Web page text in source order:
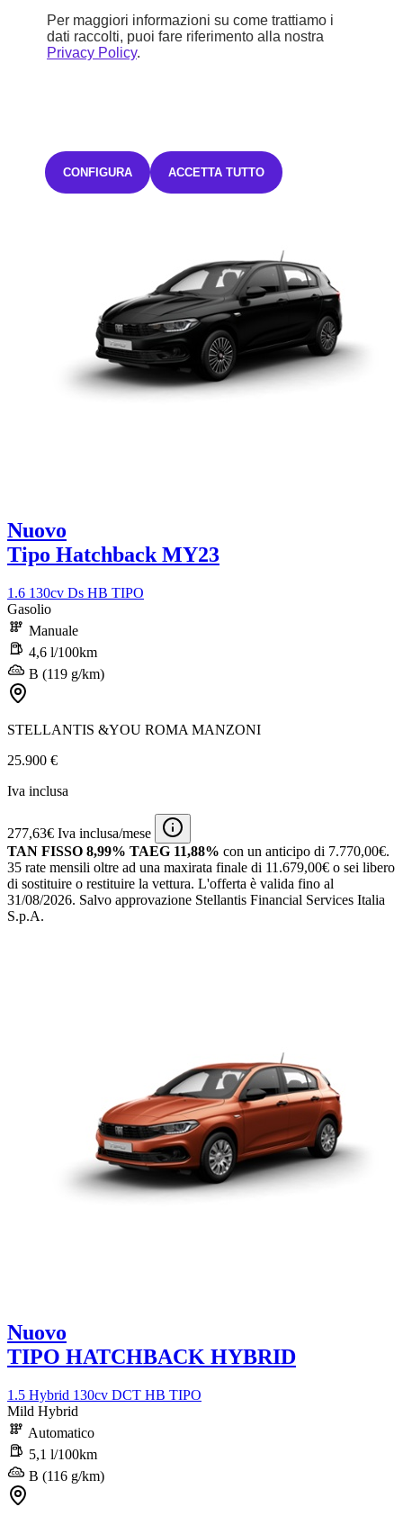
218,05€ Iva inclusa/mese
TAN FISSO 8,99% TAEG 12,64%
35 rate mensili oltre ad una maxirata finale di 8.896,80€ o sei libero
Nuovo
Tipo Hatchback MY23
1.6 130cv Ds HB TIPO
Gasolio
Manuale
4,6 l/100km
B (119 g/km)
STELLANTIS &YOU ROMA MANZONI
25.900 €
Iva inclusa
277,63€ Iva inclusa/mese
TAN FISSO 8,99% TAEG 11,88% con un anticipo di 7.770,00€.
35 rate mensili oltre ad una maxirata finale di 11.679,00€ o sei libero
di sostituire o restituire la vettura. L'offerta è valida fino al
31/08/2026. Salvo approvazione Stellantis Financial Services Italia
S.p.A.
Nuovo
TIPO HATCHBACK HYBRID
1.5 Hybrid 130cv DCT HB TIPO
Mild Hybrid
Automatico
5,1 l/100km
B (116 g/km)
Per maggiori informazioni su come trattiamo i
dati raccolti, puoi fare riferimento alla nostra
Privacy Policy.
CONFIGURA ACCETTA TUTTO